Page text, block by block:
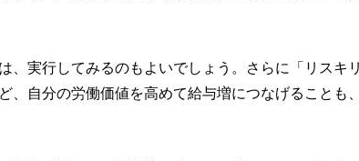
、実行してみるのもよいでしょう。さらに「リスキ
自分の労働価値を高めて給与増につなげることも